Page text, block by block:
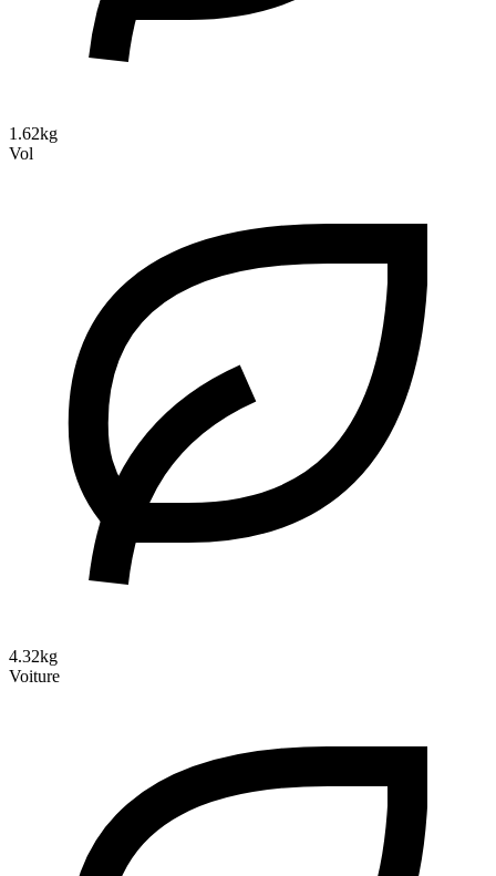
1.62kg
Vol
4.32kg
Voiture